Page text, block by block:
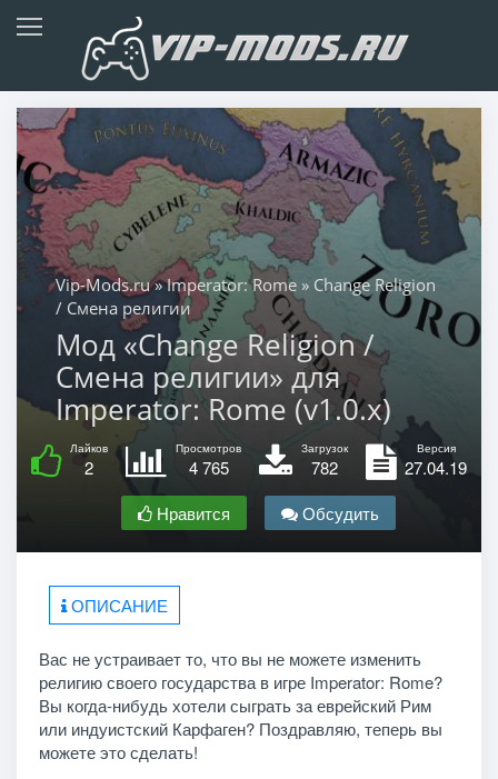
Vip-Mods.ru»Imperator: Rome» Change Religion
/ Смена религии
Мод «Change Religion /
Смена религии» для
Imperator: Rome (v1.0.x)
Лайков
2
Просмотров
4 765
Загрузок
782
Версия
27.04.19
Нравится
Обсудить
ОПИСАНИЕ
Вас не устраивает то, что вы не можете изменить
религию своего государства в игре Imperator: Rome?
Вы когда-нибудь хотели сыграть за еврейский Рим
или индуистский Карфаген? Поздравляю, теперь вы
можете это сделать!